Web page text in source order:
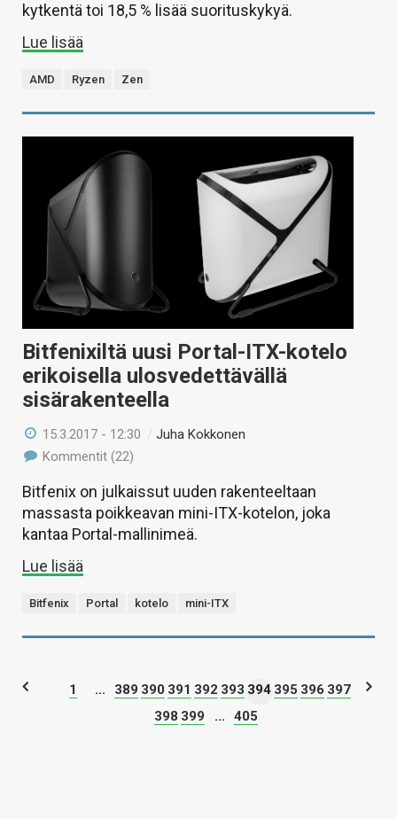
kytkentä toi 18,5 % lisää suorituskykyä.
Lue lisää
AMD Ryzen Zen
Bitfenixiltä uusi Portal-ITX-kotelo
erikoisella ulosvedettävällä
sisärakenteella
15.3.2017 - 12:30 /Juha Kokkonen
Kommentit (22)
Bitfenix on julkaissut uuden rakenteeltaan
massasta poikkeavan mini-ITX-kotelon, joka
kantaa Portal-mallinimeä.
Lue lisää
Bitfenix Portal kotelo mini-ITX
1 ... 389 390 391 392 393 394 395 396 397
398 399 ... 405